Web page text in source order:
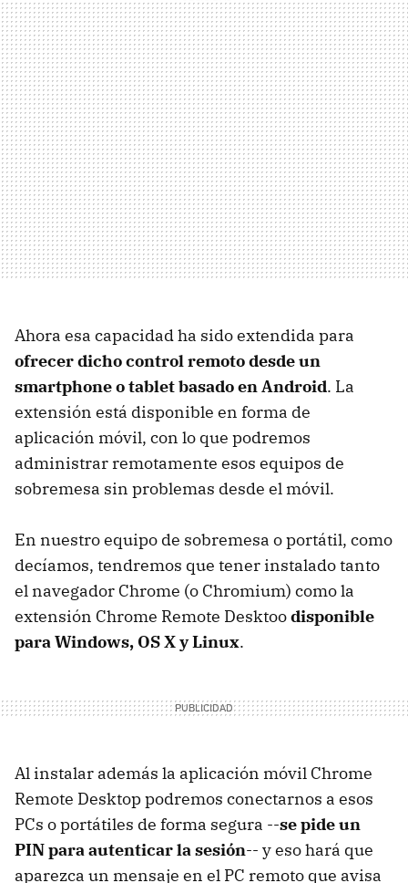
Ahora esa capacidad ha sido extendida para
ofrecer dicho control remoto desde un
smartphone o tablet basado en Android. La
extensión está disponible en forma de
aplicación móvil, con lo que podremos
administrar remotamente esos equipos de
sobremesa sin problemas desde el móvil.
En nuestro equipo de sobremesa o portátil, como
decíamos, tendremos que tener instalado tanto
el navegador Chrome (o Chromium) como la
extensión Chrome Remote Desktoodisponible
para Windows, OS X y Linux.
Al instalar además la aplicación móvil Chrome
Remote Desktop podremos conectarnos a esos
PCs o portátiles de forma segura --se pide un
PIN para autenticar la sesión-- y eso hará que
aparezca un mensaje en el PC remoto que avisa